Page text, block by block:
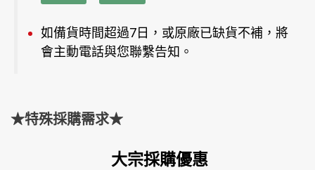
如備貨時間超過7日，或原廠已缺貨不補，將
會主動電話與您聯繫告知。
★特殊採購需求★
大宗採購優惠